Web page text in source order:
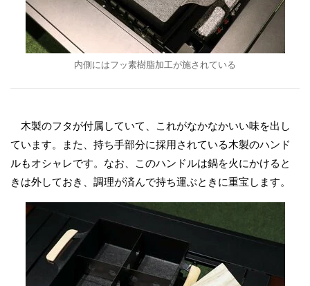
内側にはフッ素樹脂加工が施されている
木製のフタが付属していて、これがなかなかいい味を出し
ています。また、持ち手部分に採用されている木製のハンド
ルもオシャレです。なお、このハンドルは鍋を火にかけると
きは外しておき、調理が済んで持ち運ぶときに重宝します。